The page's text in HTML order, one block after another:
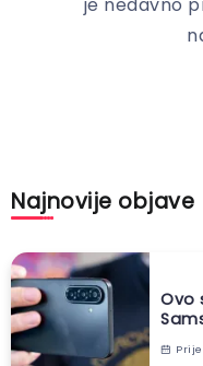
Najnovije objave
Ovo